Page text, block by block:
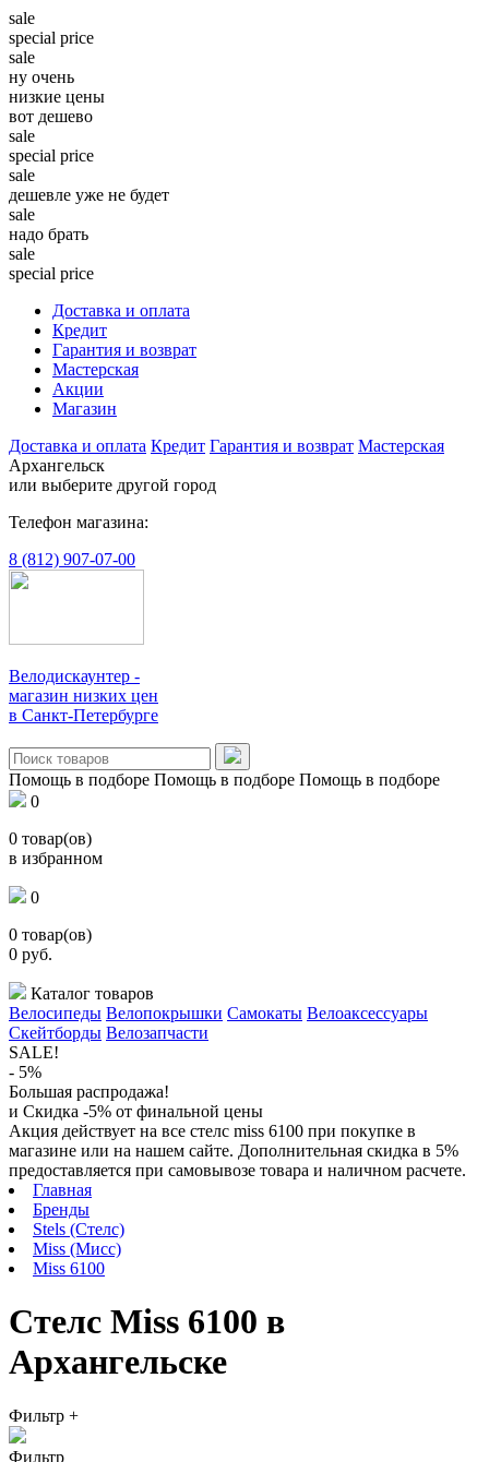
sale
special price
sale
ну очень
низкие цены
вот дешево
sale
special price
sale
дешевле уже не будет
sale
надо брать
sale
special price
Доставка и оплата
Кредит
Гарантия и возврат
Мастерская
Акции
Магазин
Доставка и оплата Кредит Гарантия и возврат Мастерская
Архангельск
или выберите другой город
Телефон магазина:
8 (812) 907-07-00
Велодискаунтер -
магазин низких цен
в Санкт-Петербурге
Помощь в подборе Помощь в подборе Помощь в подборе
0
0 товар(ов)
в избранном
0
0 товар(ов)
0 руб.
Каталог товаров
Велосипеды Велопокрышки Самокаты Велоаксессуары
Скейтборды Велозапчасти
SALE!
- 5%
Большая распродажа!
и Скидка -5% от финальной цены
Акция действует на все стелс miss 6100 при покупке в
магазине или на нашем сайте. Дополнительная скидка в 5%
предоставляется при самовывозе товара и наличном расчете.
Главная
Бренды
Stels (Стелс)
Miss (Мисс)
Miss 6100
Стелс Miss 6100 в
Архангельске
Фильтр +
Фильтр